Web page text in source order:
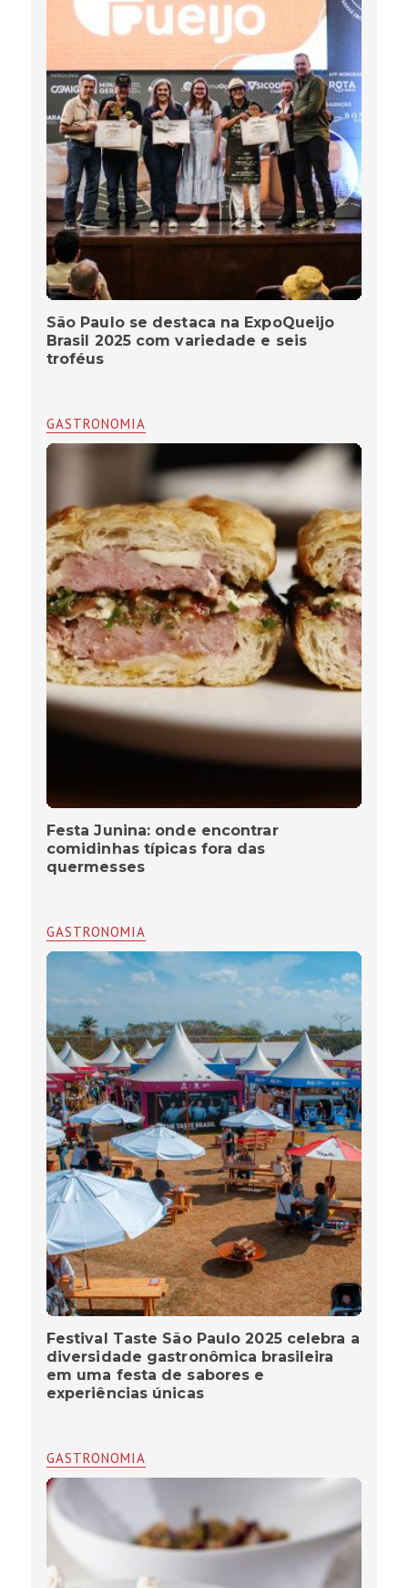
São Paulo se destaca na ExpoQueijo
Brasil 2025 com variedade e seis
troféus
GASTRONOMIA
Festa Junina: onde encontrar
comidinhas típicas fora das
quermesses
GASTRONOMIA
Festival Taste São Paulo 2025 celebra a
diversidade gastronômica brasileira
em uma festa de sabores e
experiências únicas
GASTRONOMIA